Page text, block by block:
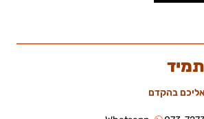
אליכם בהקדם